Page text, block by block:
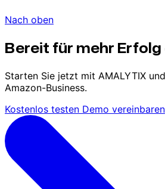
Nach oben
Bereit für mehr
Starten Sie jetzt mit AMALYTIX
Amazon-Business.
Kostenlos testen Demo vereinbaren